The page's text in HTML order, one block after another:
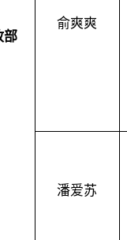
部
俞爽爽
潘爱苏